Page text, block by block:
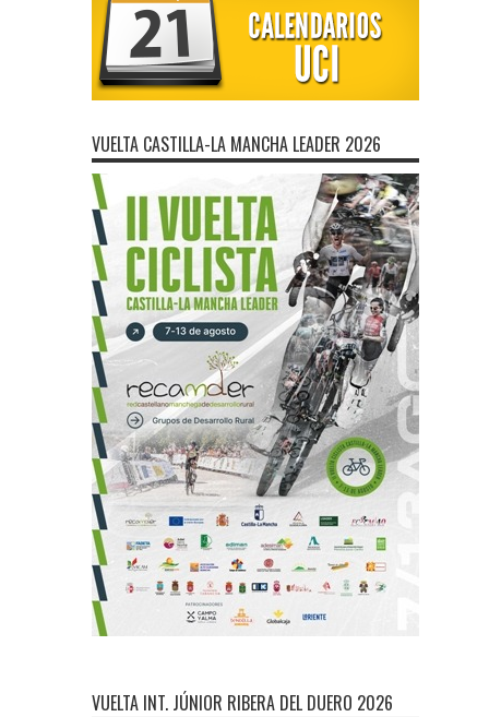
VUELTA CASTILLA-LA MANCHA LEADER 2026
VUELTA INT. JÚNIOR RIBERA DEL DUERO 2026